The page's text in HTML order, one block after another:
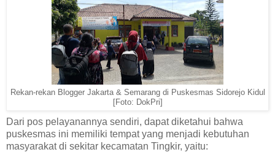
Rekan-rekan Blogger Jakarta & Semarang di Puskesmas Sidorejo Kidul
[Foto: DokPri]
Dari pos pelayanannya sendiri, dapat diketahui bahwa
puskesmas ini memiliki tempat yang menjadi kebutuhan
masyarakat di sekitar kecamatan Tingkir, yaitu: